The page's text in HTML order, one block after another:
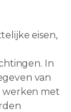
eisen,
In
van
werken met